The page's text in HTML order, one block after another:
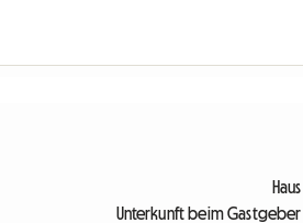
Haus
Unterkunft beim Gastgeber